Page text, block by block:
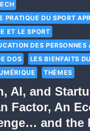
PRATIQUE DU SPORT
ET LE SPORT
DES PERSONNES
DOS
LES BIENFAITS
THÈMES
AI, and
Factor, An
and the